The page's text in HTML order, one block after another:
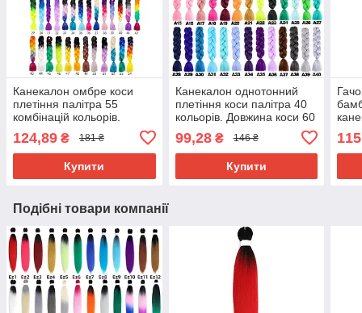
Канекалон омбре коси
плетіння палітра 55
комбінацій кольорів.
Термостійкий
124,89 ₴ 181 ₴
Купити
Канекалон однотонний
плетіння коси палітра 40
кольорів. Довжина коси 60
99,28₴ 146 ₴
Купити
115
Подібні товари компанії